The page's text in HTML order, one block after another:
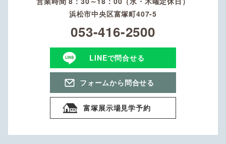
浜松市中央区富塚町407-5
053-416-2500
LINEで問合せる
フォームから問合せる
富塚展示場見学予約